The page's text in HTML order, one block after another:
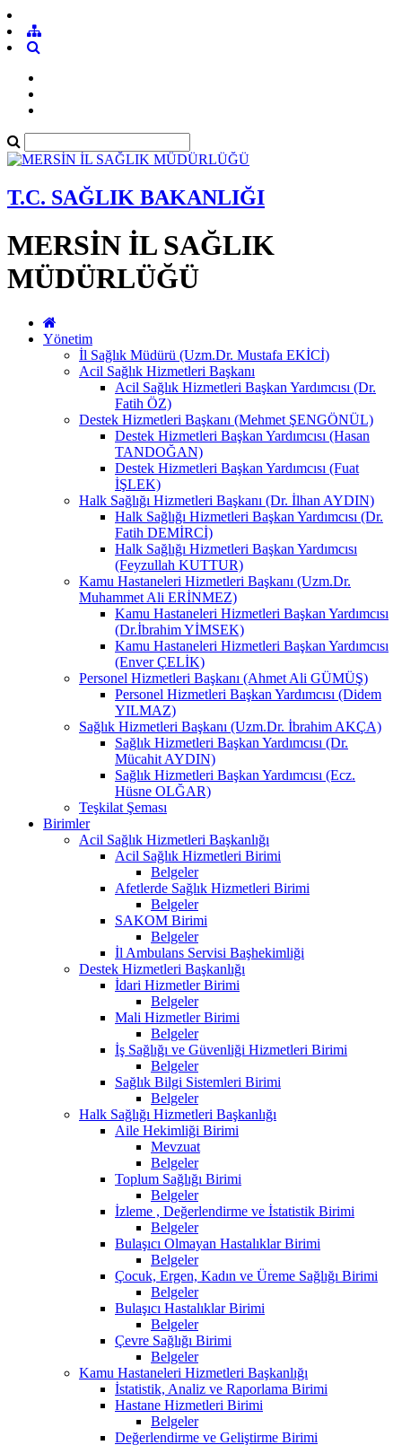
T.C. SAĞLIK BAKANLIĞI
MERSİN İL SAĞLIK
MÜDÜRLÜĞÜ
Yönetim
İl Sağlık Müdürü (Uzm.Dr. Mustafa EKİCİ)
Acil Sağlık Hizmetleri Başkanı
Acil Sağlık Hizmetleri Başkan Yardımcısı (Dr.
Fatih ÖZ)
Destek Hizmetleri Başkanı (Mehmet ŞENGÖNÜL)
Destek Hizmetleri Başkan Yardımcısı (Hasan
TANDOĞAN)
Destek Hizmetleri Başkan Yardımcısı (Fuat
İŞLEK)
Halk Sağlığı Hizmetleri Başkanı (Dr. İlhan AYDIN)
Halk Sağlığı Hizmetleri Başkan Yardımcısı (Dr.
Fatih DEMİRCİ)
Halk Sağlığı Hizmetleri Başkan Yardımcısı
(Feyzullah KUTTUR)
Kamu Hastaneleri Hizmetleri Başkanı (Uzm.Dr.
Muhammet Ali ERİNMEZ)
Kamu Hastaneleri Hizmetleri Başkan Yardımcısı
(Dr.İbrahim YİMSEK)
Kamu Hastaneleri Hizmetleri Başkan Yardımcısı
(Enver ÇELİK)
Personel Hizmetleri Başkanı (Ahmet Ali GÜMÜŞ)
Personel Hizmetleri Başkan Yardımcısı (Didem
YILMAZ)
Sağlık Hizmetleri Başkanı (Uzm.Dr. İbrahim AKÇA)
Sağlık Hizmetleri Başkan Yardımcısı (Dr.
Mücahit AYDIN)
Sağlık Hizmetleri Başkan Yardımcısı (Ecz.
Hüsne OLĞAR)
Teşkilat Şeması
Birimler
Acil Sağlık Hizmetleri Başkanlığı
Acil Sağlık Hizmetleri Birimi
Belgeler
Afetlerde Sağlık Hizmetleri Birimi
Belgeler
SAKOM Birimi
Belgeler
İl Ambulans Servisi Başhekimliği
Destek Hizmetleri Başkanlığı
İdari Hizmetler Birimi
Belgeler
Mali Hizmetler Birimi
Belgeler
İş Sağlığı ve Güvenliği Hizmetleri Birimi
Belgeler
Sağlık Bilgi Sistemleri Birimi
Belgeler
Halk Sağlığı Hizmetleri Başkanlığı
Aile Hekimliği Birimi
Mevzuat
Belgeler
Toplum Sağlığı Birimi
Belgeler
İzleme , Değerlendirme ve İstatistik Birimi
Belgeler
Bulaşıcı Olmayan Hastalıklar Birimi
Belgeler
Çocuk, Ergen, Kadın ve Üreme Sağlığı Birimi
Belgeler
Bulaşıcı Hastalıklar Birimi
Belgeler
Çevre Sağlığı Birimi
Belgeler
Kamu Hastaneleri Hizmetleri Başkanlığı
İstatistik, Analiz ve Raporlama Birimi
Hastane Hizmetleri Birimi
Belgeler
Değerlendirme ve Geliştirme Birimi